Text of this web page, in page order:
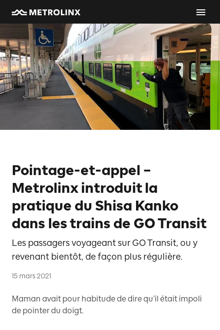
Pointage-et-appel –
Metrolinx introduit la
pratique du Shisa Kanko
dans les trains de GO Transit
Les passagers voyageant sur GO Transit, ou y
revenant bientôt, de façon plus régulière.
15 mars 2021
Maman avait pour habitude de dire qu’il était impoli
de pointer du doigt.